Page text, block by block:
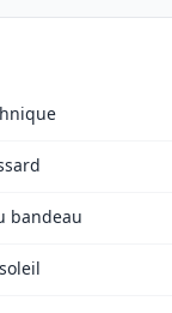
bandeau